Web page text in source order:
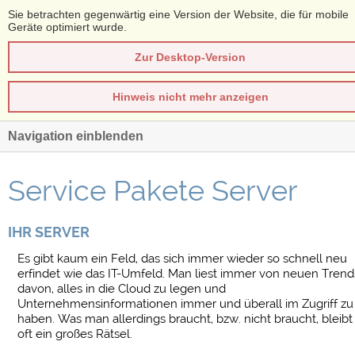
Sie betrachten gegenwärtig eine Version der Website, die für mobile
Geräte optimiert wurde.
Zur Desktop-Version
Hinweis nicht mehr anzeigen
Navigation einblenden
Service Pakete Server
IHR SERVER
Es gibt kaum ein Feld, das sich immer wieder so schnell neu
erfindet wie das IT-Umfeld. Man liest immer von neuen
davon, alles in die Cloud zu legen und
Unternehmensinformationen immer und überall im Zugriff zu
haben. Was man allerdings braucht, bzw. nicht braucht, bleibt
oft ein großes Rätsel.